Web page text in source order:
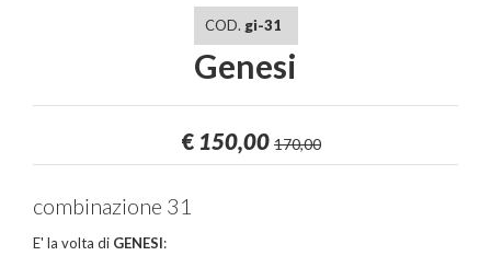
COD. gi-31
Genesi
€ 150,00 170,00
combinazione 31
E' la volta di GENESI: